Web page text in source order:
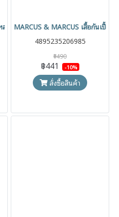
ลอดซิลิโคน PPSU Transition Bottle
MARCUS & MARCUS เสื้อกันเปื้อ
4895235206985
฿490
฿441 -10%
สั่งซื้อสินค้า